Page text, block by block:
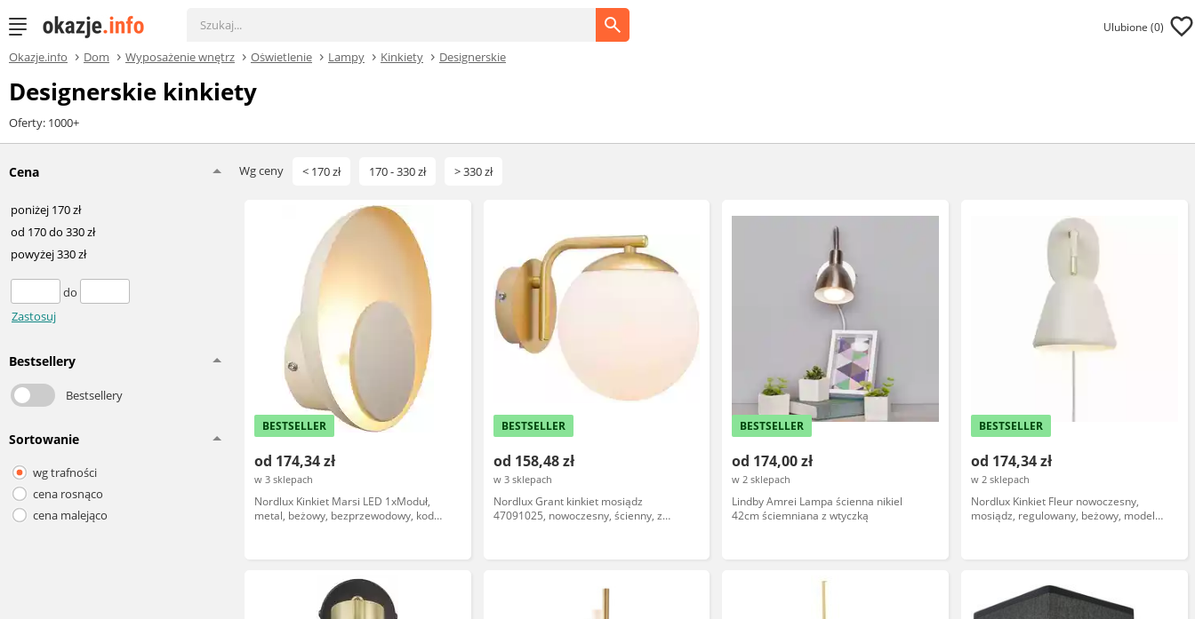
Ulubione (0)
Okazje.info Dom Wyposażenie wnętrz Oświetlenie Lampy Kinkiety Designerskie
Designerskie kinkiety
Oferty: 1000+
Cena
poniżej 170 zł
od 170 do 330 zł
powyżej 330 zł
do
Zastosuj
Bestsellery
Bestsellery
Sortowanie
wg trafności
cena rosnąco
cena malejąco
Wg ceny < 170 zł 170 - 330 zł > 330 zł
BESTSELLER
od 174,34 zł
w 3 sklepach
Nordlux Kinkiet Marsi LED 1xModuł,
metal, beżowy, bezprzewodowy, kod
BESTSELLER
od 158,48 zł
w 3 sklepach
Nordlux Grant kinkiet mosiądz
47091025, nowoczesny, ścienny, z
BESTSELLER
od 174,00 zł
w 2 sklepach
Lindby Amrei Lampa ścienna nikiel
42cm ściemniana z wtyczką
BESTSELLER
od 174,34 zł
w 2 sklepach
Nordlux Kinkiet Fleur nowoczesny,
mosiądz, regulowany, beżowy, model